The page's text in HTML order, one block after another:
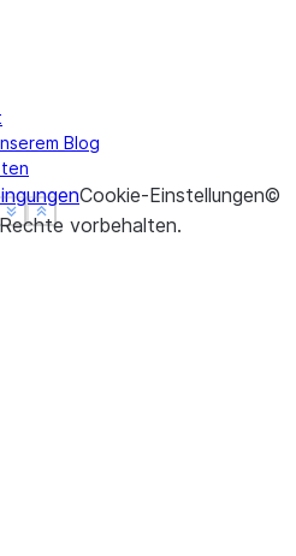
Show less
See more
Show less
See more
Blog
Cookie-Einstellungen©
vorbehalten.